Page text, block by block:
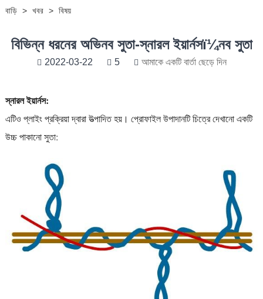
বাড়ি > খবর > বিষয়
বিভিন্ন ধরনের অভিনব সুতা-স্নারল ইয়ার্নসï¼নব সুতা
2022-03-22 5 আমাকে একটি বার্তা ছেড়ে দিন
স্নারল ইয়ার্নস:
এটিও প্লাইং প্রক্রিয়া দ্বারা উত্পাদিত হয়। প্রোফাইল উপাদানটি চিত্রে দেখানো একটি
উচ্চ পাকানো সুতা: